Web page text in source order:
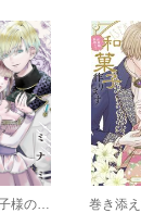
スパダリ王子様の狂い愛【単話】